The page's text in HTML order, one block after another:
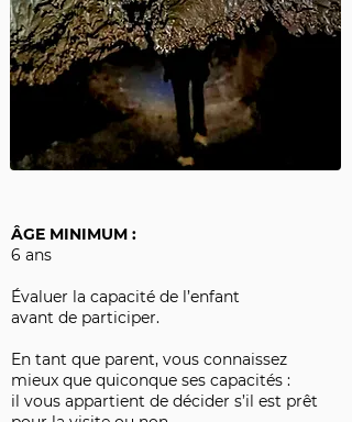
ÂGE MINIMUM :
6 ans
Évaluer la capacité de l’enfant
avant de participer.
En tant que parent, vous connaissez
mieux que quiconque ses capacités :
il vous appartient de décider s’il est prêt